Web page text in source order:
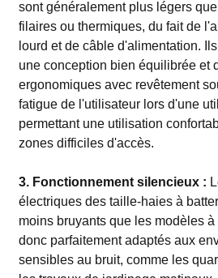
sont généralement plus légers
filaires ou thermiques, du fait de
lourd et de câble d'alimentation.
une conception bien équilibrée et
ergonomiques avec revêtement
fatigue de l'utilisateur lors d'une
permettant une utilisation
zones difficiles d'accès.
3. Fonctionnement silencieux :
électriques des taille-haies à
moins bruyants que les modèles
donc parfaitement adaptés aux
sensibles au bruit, comme les